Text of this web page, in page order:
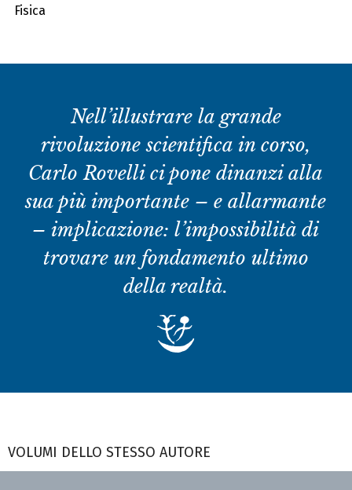
Fisica
Nell’illustrare la grande
rivoluzione scientifica in corso,
Carlo Rovelli ci pone dinanzi alla
sua più importante – e allarmante
– implicazione: l’impossibilità di
trovare un fondamento ultimo
della realtà.
VOLUMI DELLO STESSO AUTORE